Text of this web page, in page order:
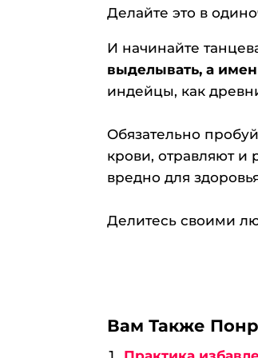
Делайте это в
И начинайте
выделывать, а
индейцы, как
Обязательно
крови, отравляют и
вредно для
Делитесь своими
Вам Также